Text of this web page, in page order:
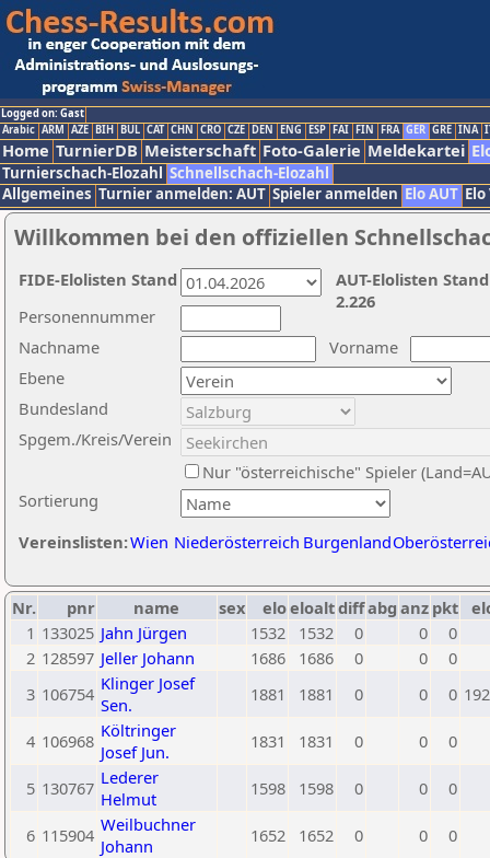
Logged on: Gast
Arabic ARM AZE BIH BUL CAT CHN CRO CZE DEN ENG ESP FAI FIN FRA GER GRE INA
Home TurnierDB Meisterschaft Foto-Galerie Meldekartei
Turnierschach-Elozahl Schnellschach-Elozahl
Allgemeines Turnier anmelden: AUT Spieler anmelden Elo AUT
Willkommen bei den offiziellen
Nachname
Vorname
Ebene
Sortierung
Personennummer
Bundesland
Spgem./Kreis/Verein
Nur "österreichische" Spieler
Vereinslisten:Wien Niederösterreich Burgenland
AUT-Elolisten
2.226
FIDE-Elolisten Stand
Nr. pnr name sex eloeloaltdiffabg anz pkt
1 133025 Jahn Jürgen 1532 1532 0 0
0
2 128597 Jeller Johann 1686 1686 0 0
0
3 106754 Klinger Josef
Sen.
1881 1881 0 0 0
4 106968 Költringer
Josef Jun.
1831 1831 0 0 0
5 130767 Lederer
Helmut
1598 1598 0 0 0
6 115904 Weilbuchner
Johann
1652 1652 0 0 0